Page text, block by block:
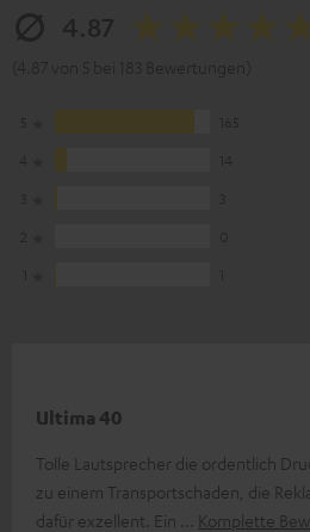
Ultima 40
Tolle Lautsprecher die ordentlich
zu einem Transportschaden, die
dafür exzellent. Ein
Komplette